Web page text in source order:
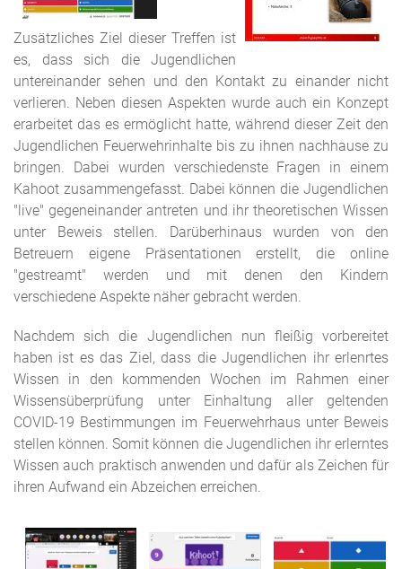
Zusätzliches Ziel dieser Treffen ist
es, dass sich die Jugendlichen
untereinander sehen und den Kontakt zu einander nicht
verlieren. Neben diesen Aspekten wurde auch ein Konzept
erarbeitet das es ermöglicht hatte, während dieser Zeit den
Jugendlichen Feuerwehrinhalte bis zu ihnen nachhause zu
bringen. Dabei wurden verschiedenste Fragen in einem
Kahoot zusammengefasst. Dabei können die Jugendlichen
"live" gegeneinander antreten und ihr theoretischen Wissen
unter Beweis stellen. Darüberhinaus wurden von den
Betreuern eigene Präsentationen erstellt, die online
"gestreamt" werden und mit denen den Kindern
verschiedene Aspekte näher gebracht werden.
Nachdem sich die Jugendlichen nun fleißig vorbereitet
haben ist es das Ziel, dass die Jugendlichen ihr erlenrtes
Wissen in den kommenden Wochen im Rahmen einer
Wissensüberprüfung unter Einhaltung aller geltenden
COVID-19 Bestimmungen im Feuerwehrhaus unter Beweis
stellen können. Somit können die Jugendlichen ihr erlerntes
Wissen auch praktisch anwenden und dafür als Zeichen für
ihren Aufwand ein Abzeichen erreichen.